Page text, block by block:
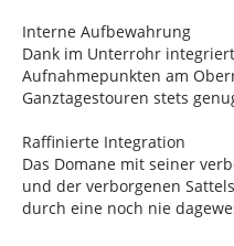
Interne Aufbewahrung
Dank im Unterrohr
Aufnahmepunkten am
Ganztagestouren stets
Raffinierte Integration
Das Domane mit seiner
und der verborgenen
durch eine noch nie